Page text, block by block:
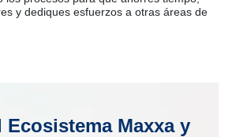
y dediques esfuerzos a otras áreas de
Ecosistema Maxxa y